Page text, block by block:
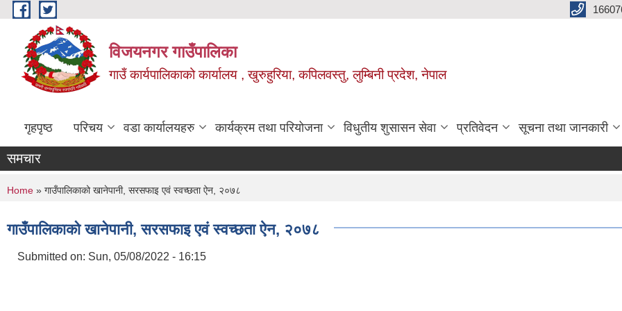
Skip to main content
विजयनगर गाउँपालिका
गाउँ कार्यपालिकाको कार्यालय , खुरुहुरिया, कपिलवस्तु, लुम्बिनी प्रदेश, नेपाल
गृहपृष्ठ परिचय वडा कार्यालयहरु कार्यक्रम तथा परियोजना विधुतीय शुसासन सेवा प्रतिवेदन सूचना तथा जानकारी
समचार
You are here
Home » गाउँपालिकाको खानेपानी, सरसफाइ एवं स्वच्छता ऐन, २०७८
गाउँपालिकाको खानेपानी, सरसफाइ एवं स्वच्छता ऐन, २०७८
Submitted on: Sun, 05/08/2022 - 16:15